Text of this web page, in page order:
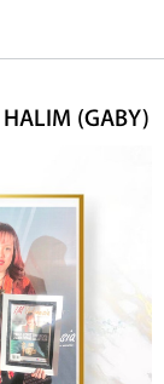
HALIM (GABY)